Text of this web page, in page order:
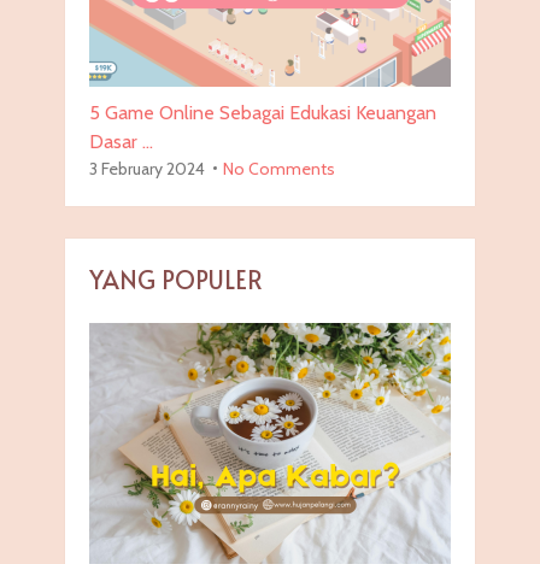
5 Game Online Sebagai Edukasi Keuangan
Dasar …
3 February 2024 No Comments
YANG POPULER